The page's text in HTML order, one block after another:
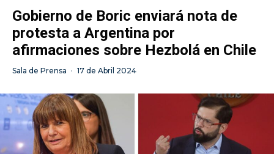
Gobierno de Boric enviará nota de
protesta a Argentina por
afirmaciones sobre Hezbolá en Chile
Sala de Prensa · 17 de Abril 2024